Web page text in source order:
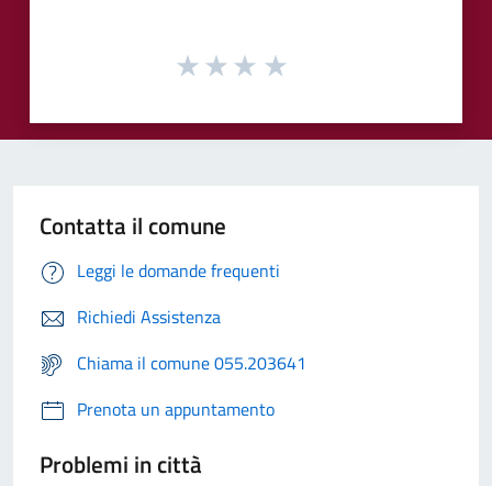
Contatta il comune
Leggi le domande frequenti
Richiedi Assistenza
Chiama il comune 055.203641
Prenota un appuntamento
Problemi in città